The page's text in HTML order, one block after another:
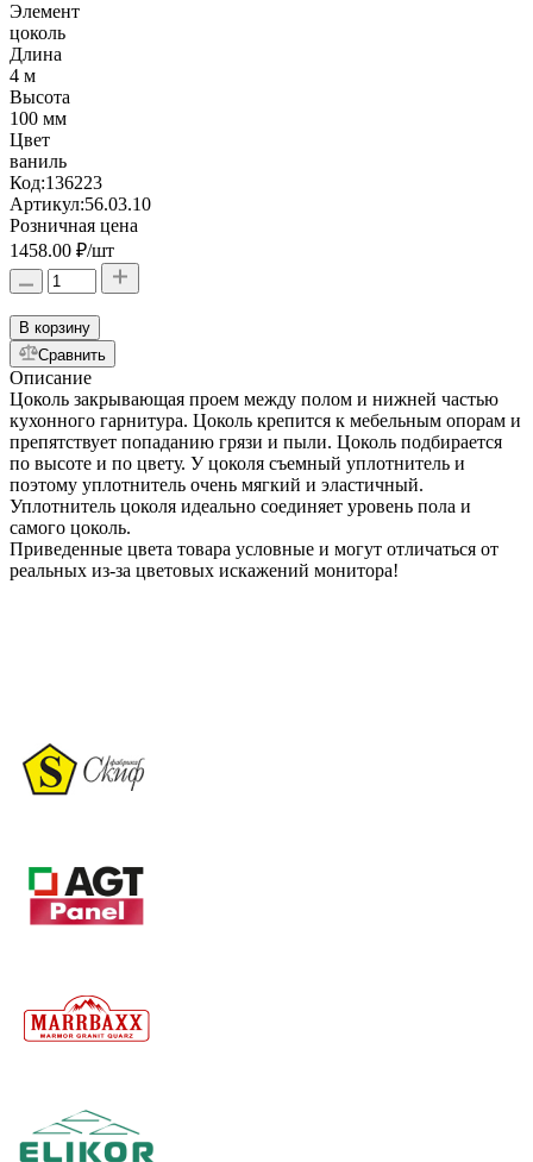
Элемент
цоколь
Длина
4 м
Высота
100 мм
Цвет
ваниль
Код:136223
Артикул:56.03.10
Розничная цена
1458.00 ₽/шт
В корзину
Сравнить
Описание
Цоколь закрывающая проем между полом и нижней частью
кухонного гарнитура. Цоколь крепится к мебельным опорам и
препятствует попаданию грязи и пыли. Цоколь подбирается
по высоте и по цвету. У цоколя съемный уплотнитель и
поэтому уплотнитель очень мягкий и эластичный.
Уплотнитель цоколя идеально соединяет уровень пола и
самого цоколь.
Приведенные цвета товара условные и могут отличаться от
реальных из-за цветовых искажений монитора!